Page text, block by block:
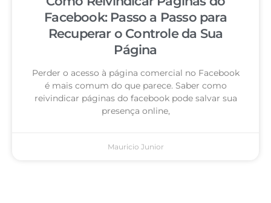
Facebook: Passo a Passo para
Recuperar o Controle da Sua
Página
Perder o acesso à página comercial no Facebook
é mais comum do que parece. Saber como
reivindicar páginas do facebook pode salvar sua
presença online,
Mauricio Junior